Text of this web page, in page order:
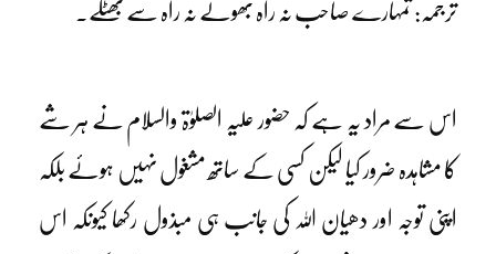
ترجمہ: تمہارے صاحب نہ راہ بھولے نہ راہ سے بھٹکے۔
اس سے مراد یہ ہے کہ حضور علیہ الصلوٰۃ والسلام نے ہر شے
کا مشاہدہ ضرور کیا لیکن کسی کے ساتھ مشغول نہیں ہوئے بلکہ
اپنی توجہ اور دھیان اللہ کی جانب ہی مبذول رکھا کیونکہ اس